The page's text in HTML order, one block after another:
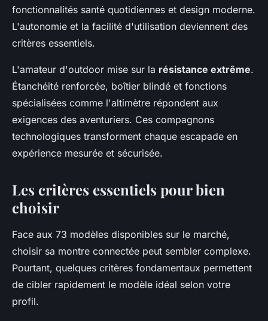
fonctionnalités santé quotidiennes et design moderne.
L'autonomie et la facilité d'utilisation deviennent des
critères essentiels.
L'amateur d'outdoor mise sur la résistance extrême.
Étanchéité renforcée, boîtier blindé et fonctions
spécialisées comme l'altimètre répondent aux
exigences des aventuriers. Ces compagnons
technologiques transforment chaque escapade en
expérience mesurée et sécurisée.
Les critères essentiels pour bien
choisir
Face aux 73 modèles disponibles sur le marché,
choisir sa montre connectée peut sembler complexe.
Pourtant, quelques critères fondamentaux permettent
de cibler rapidement le modèle idéal selon votre
profil.